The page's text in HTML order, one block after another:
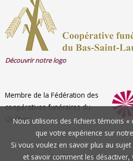
Nous utilisons des fichiers témoins
que votre expérience sur
Si vous voulez en savoir plus au
et savoir comment les
Découvrir notre logo
Membre de la Fédération des
coopératives funéraires du
Québec
© 2026CFBSL| Conception et